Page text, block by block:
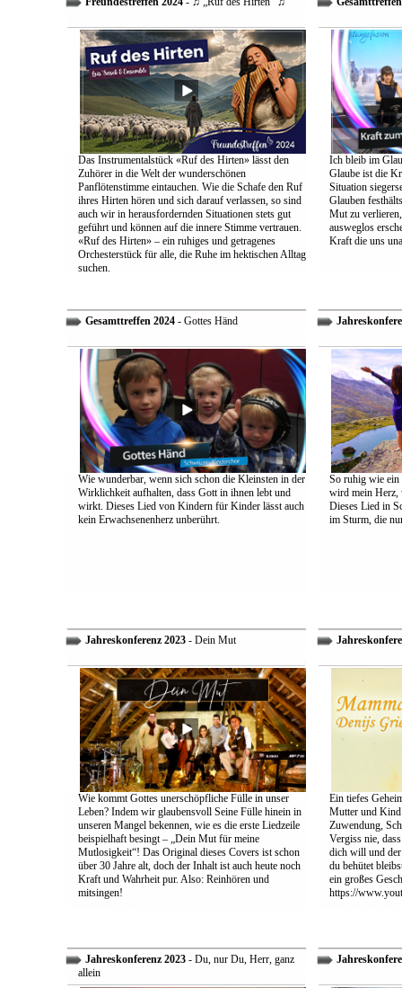
Das Instrumentalstück «Ruf des Hirten» lässt den
Zuhörer in die Welt der wunderschönen
Panflötenstimme eintauchen. Wie die Schafe den Ruf
ihres Hirten hören und sich darauf verlassen, so sind
auch wir in herausfordernden Situationen stets gut
geführt und können auf die innere Stimme vertrauen.
«Ruf des Hirten» – ein ruhiges und getragenes
Orchesterstück für alle, die Ruhe im hektischen Alltag
suchen.
Ich bleib im
Glaube ist die
Situation
Glauben
Mut zu
ausweglos
Kraft die uns
Gesamttreffen 2024- Gottes Händ
Wie wunderbar, wenn sich schon die Kleinsten in der
Wirklichkeit aufhalten, dass Gott in ihnen lebt und
wirkt. Dieses Lied von Kindern für Kinder lässt auch
kein Erwachsenenherz unberührt.
So ruhig wie ein
wird mein Herz,
Dieses Lied in
im Sturm, die
Jahreskonferenz 2023- Dein Mut
Wie kommt Gottes unerschöpfliche Fülle in unser
Leben? Indem wir glaubensvoll Seine Fülle hinein in
unseren Mangel bekennen, wie es die erste Liedzeile
beispielhaft besingt – „Dein Mut für meine
Mutlosigkeit“! Das Original dieses Covers ist schon
über 30 Jahre alt, doch der Inhalt ist auch heute noch
Kraft und Wahrheit pur. Also: Reinhören und
mitsingen!
Ein tiefes
Mutter und
Zuwendung,
Vergiss nie,
dich will und der
du behütet
ein großes
https://
Jahreskonferenz 2023- Du, nur Du, Herr, ganz
allein